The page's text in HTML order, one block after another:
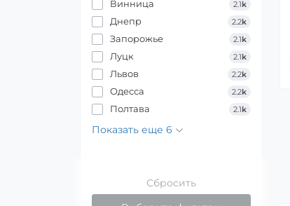
Винница 2.1k
Днепр 2.2k
Запорожье 2.1k
Луцк 2.1k
Львов 2.2k
Одесса 2.2k
Полтава 2.1k
Показать еще 6
Сбросить